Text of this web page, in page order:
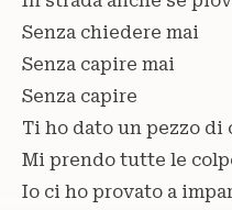
Senza chiedere mai
Senza capire mai
Senza capire
Ti ho dato un pezzo di
Mi prendo tutte le
Io ci ho provato a